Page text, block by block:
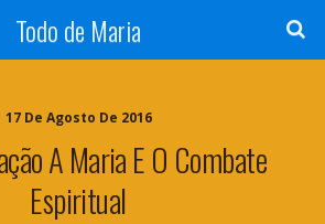
Todo de Maria
17 De Agosto De 2016
A Maria E O Combate
Espiritual